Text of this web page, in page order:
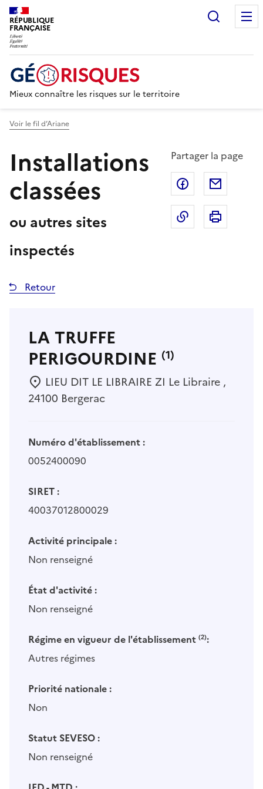
RÉPUBLIQUE
FRANÇAISE
Mieux connaître les risques sur le territoire
Voir le fil d’Ariane
Installations
classées
ou autres sites
inspectés
Partager la page
Partager sur
Copier dans
Retour
LA TRUFFE
PERIGOURDINE (1)
LIEU DIT LE LIBRAIRE ZI Le Libraire ,
24100 Bergerac
Numéro d'établissement :
0052400090
SIRET :
40037012800029
Activité principale :
Non renseigné
État d'activité :
Non renseigné
Régime en vigueur de l'établissement (2):
Autres régimes
Priorité nationale :
Non
Statut SEVESO :
Non renseigné